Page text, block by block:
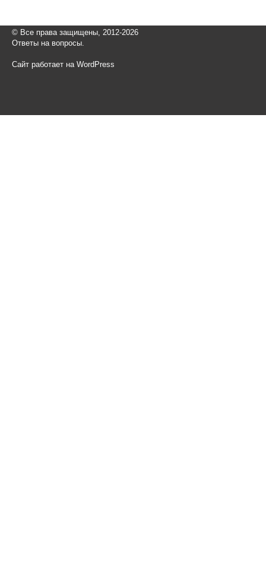
© Все права защищены, 2012-2026
Ответы на вопросы.
Сайт работает на WordPress